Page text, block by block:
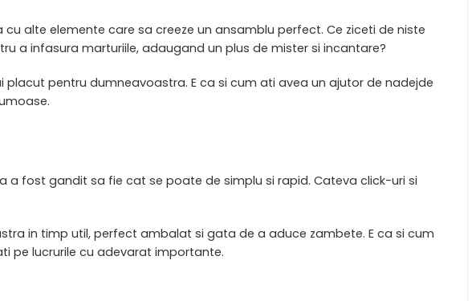
alte elemente care sa creeze un ansamblu perfect. Ce ziceti de niste
a infasura marturiile, adaugand un plus de mister si incantare?
pentru dumneavoastra. E ca si cum ati avea un ajutor de nadejde
fost gandit sa fie cat se poate de simplu si rapid. Cateva click-uri si
in timp util, perfect ambalat si gata de a aduce zambete. E ca si cum
pe lucrurile cu adevarat importante.